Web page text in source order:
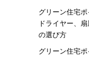
グリーン住宅
ドライヤー、
の選び方
グリーン住宅